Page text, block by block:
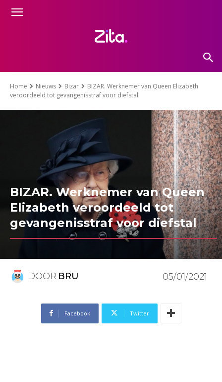
Home Nieuws Bizar
BIZAR. Werknemer van Queen Elizabeth
veroordeeld tot gevangenisstraf voor diefstal
BIZAR. Werknemer van Queen
Elizabeth veroordeeld tot
gevangenisstraf voor diefstal
DOOR BRU 05/01/2021
Facebook Twitter